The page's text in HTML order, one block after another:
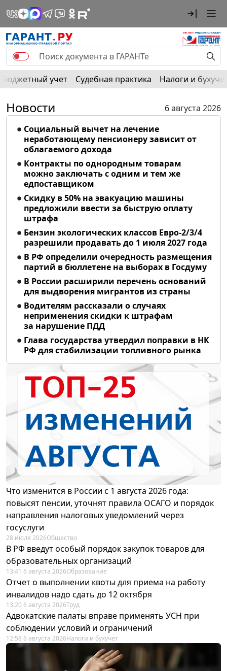
Бюджетный учет Судебная практика Налоги и
Новости
6 августа 2026
Социальный вычет на лечение
неработающему пенсионеру зависит от
облагаемого дохода
Контракты по однородным товарам
можно заключать с одним и тем же
едпоставщиком
Скидку в 50% на эвакуацию машины
предложили ввести за быструю оплату
штрафа
Бензин экологических классов Евро-2/3/4
разрешили продавать до 1 июля 2027 года
В РФ определили очередность размещения
партий в бюллетене на выборах в Госдуму
В России расширили перечень оснований
для выдворения мигрантов из страны
Водителям рассказали о случаях
неприменения скидки к штрафам
за нарушение ПДД
Глава государства утвердил поправки в НК
РФ для стабилизации топливного рынка
Что изменится в России с 1 августа 2026 года:
повысят пенсии, уточнят правила ОСАГО и порядок
направления налоговых уведомлений через
госуслуги
28 июля 2026Общество
В РФ введут особый порядок закупок товаров для
образовательных организаций
13:41 6 августа 2026Образование
Отчет о выполнении квоты для приема на работу
инвалидов надо сдать до 12 октября
13:20 6 августа 2026Труд
Адвокатские палаты вправе применять УСН при
соблюдении условий и ограничений
12:58 6 августа 2026Налоги и бухучет